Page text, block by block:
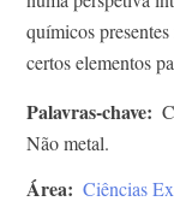
químicos
certos elementos
Palavras-chave
Não metal.
Área Ciências